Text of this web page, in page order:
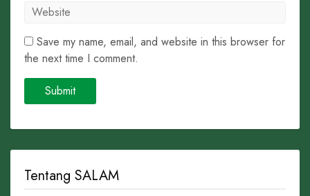
Save my name, email, and website in this browser for
the next time I comment.
Tentang SALAM